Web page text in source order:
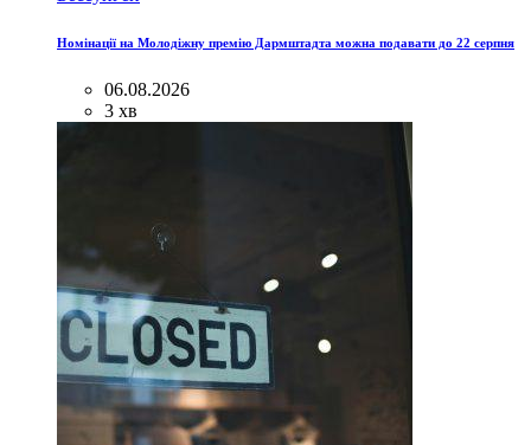
Номінації на Молодіжну премію Дармштадта можна подавати до 22 серпня
06.08.2026
3 хв